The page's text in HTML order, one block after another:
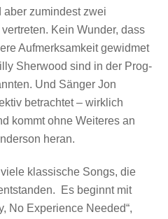
aber zumindest zwei
Kein Wunder, dass
Aufmerksamkeit gewidmet
Sherwood sind in der Prog-
Und Sänger Jon
betrachtet – wirklich
kommt ohne Weiteres an
heran.
klassische Songs, die
Es beginnt mit
No Experience Needed“,